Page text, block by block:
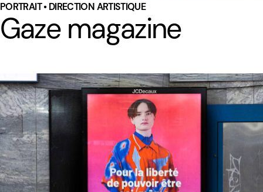
PORTRAIT • DIRECTION ARTISTIQUE
Gaze magazine